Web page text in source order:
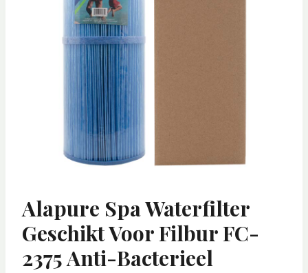
Alapure Spa Waterfilter
Geschikt Voor Filbur FC-
2375 Anti-Bacterieel